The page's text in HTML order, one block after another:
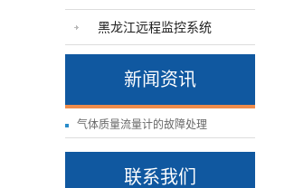
黑龙江远程监控系统
新闻资讯
气体质量流量计的故障处理
联系我们